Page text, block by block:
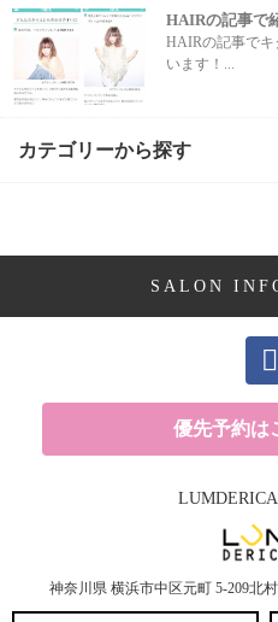
HAIRの記事で
HAIRの記事で
います！...
カテゴリーから探す
トリートメント (1記事)
シャンプー (1記事)
SALON
優先予約は
神奈川県 横浜市中区元町 5-209北